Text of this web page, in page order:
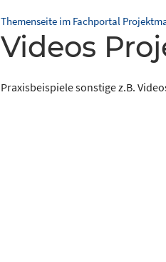
Themenseite im Fachportal
Videos
Praxisbeispiele sonstige z.B.